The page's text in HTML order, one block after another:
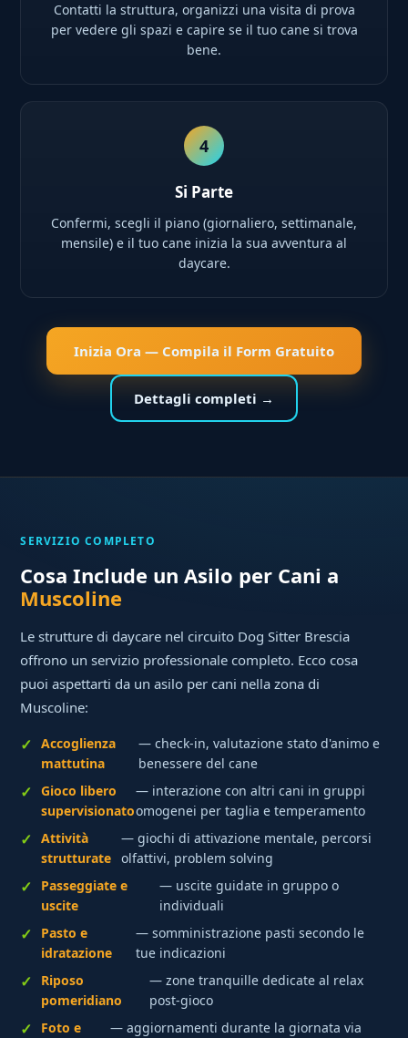
Contatti la struttura, organizzi una visita di prova
per vedere gli spazi e capire se il tuo cane si trova
bene.
4
Si Parte
Confermi, scegli il piano (giornaliero, settimanale,
mensile) e il tuo cane inizia la sua avventura al
daycare.
Inizia Ora — Compila il Form Gratuito
Dettagli completi →
SERVIZIO COMPLETO
Cosa Include un Asilo per Cani a
Muscoline
Le strutture di daycare nel circuito Dog Sitter Brescia
offrono un servizio professionale completo. Ecco cosa
puoi aspettarti da un asilo per cani nella zona di
Muscoline:
Accoglienza
mattutina
— check-in, valutazione stato d'animo e
benessere del cane
Gioco libero
supervisionato
— interazione con altri cani in gruppi
omogenei per taglia e temperamento
Attività
strutturate
— giochi di attivazione mentale, percorsi
olfattivi, problem solving
Passeggiate e
uscite
— uscite guidate in gruppo o
individuali
Pasto e
idratazione
— somministrazione pasti secondo le
tue indicazioni
Riposo
pomeridiano
— zone tranquille dedicate al relax
post-gioco
Foto e
— aggiornamenti durante la giornata via